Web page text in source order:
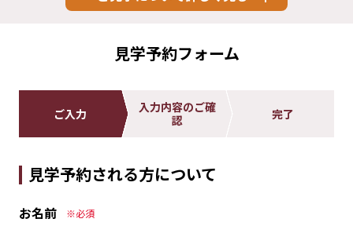
見学予約フォーム
ご入力
入力内容のご確
認
完了
見学予約される方について
お名前 ※必須